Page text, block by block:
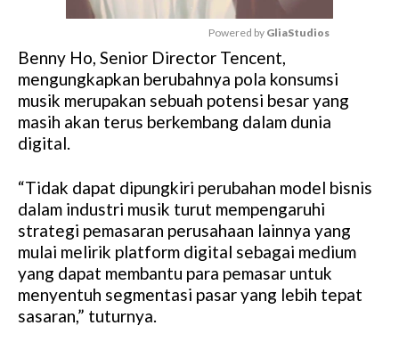
M
u
t
e
Powered by GliaStudios
Benny Ho, Senior Director Tencent,
mengungkapkan berubahnya pola konsumsi
musik merupakan sebuah potensi besar yang
masih akan terus berkembang dalam dunia
digital.
“Tidak dapat dipungkiri perubahan model bisnis
dalam industri musik turut mempengaruhi
strategi pemasaran perusahaan lainnya yang
mulai melirik platform digital sebagai medium
yang dapat membantu para pemasar untuk
menyentuh segmentasi pasar yang lebih tepat
sasaran,” tuturnya.